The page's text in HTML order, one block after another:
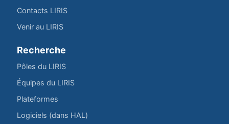
Contacts LIRIS
Venir au LIRIS
Recherche
Pôles du LIRIS
Équipes du LIRIS
Plateformes
Logiciels (dans HAL)